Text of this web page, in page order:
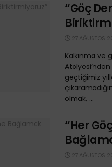
“Göç
27 AĞUSTOS
Kalkınma ve
Atölyesi’nden
geçtiğimiz
olmak, ...
“Her
27 AĞUSTOS